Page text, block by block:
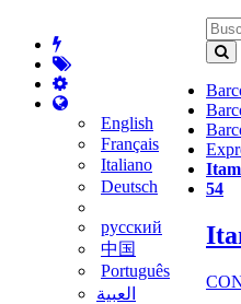
English
Français
Italiano
Deutsch
русский
中国
Português
‫العبية
54